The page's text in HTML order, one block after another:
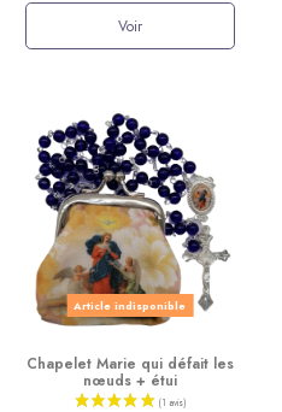
Voir
Article indisponible
Chapelet Marie qui défait les
nœuds + étui